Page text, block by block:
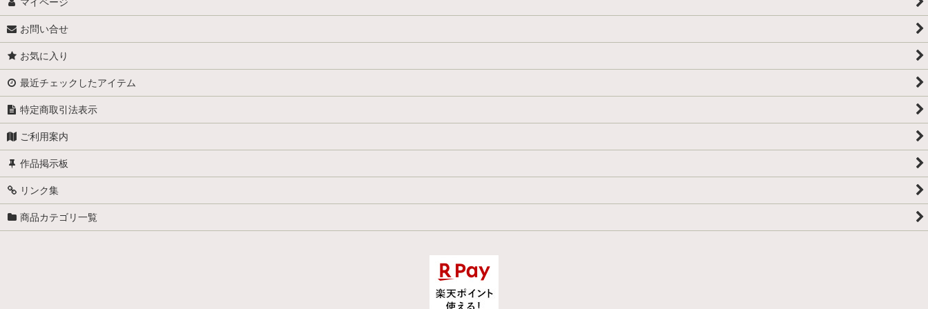
お問い合せ
お気に入り
最近チェックしたアイテム
特定商取引法表示
ご利用案内
作品掲示板
リンク集
商品カテゴリ一覧